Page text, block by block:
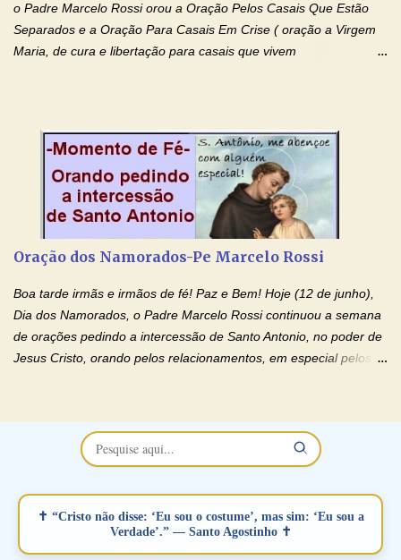
o Padre Marcelo Rossi orou a Oração Pelos Casais Que Estão
Separados e a Oração Para Casais Em Crise ( oração a Virgem
Maria, de cura e libertação para casais que vivem
no programa de rádio Momento de Fé, pela cura dos
relacionamentos. Seu relacionamento está doente? Você está
sofrendo? Então ouça o Momento de Fé e entre nesta corrente
de orações abençoadas, d eixe o Amor Ágape de Jesus curar e
restaurar você e seu relacionamento. Adriana-Devoção e Fé
separados, devido ao envolvimento de outras pessoas no
relacionamento e que minaram, espiritualmente, a relação do
casal. Vamos orar (coloque o seu esposo ou esposa diante de
Deus). "Senhor Jesus, restaura os laços ...
Oração dos Namorados-Pe Marcelo Rossi
Boa tarde irmãs e irmãos de fé! Paz e Bem! Hoje (12 de junho),
Dia dos Namorados, o Padre Marcelo Rossi continuou a semana
de orações pedindo a intercessão de Santo Antonio, no poder de
Jesus Cristo, orando pelos relacionamentos, em especial pelos
maravilhosos cartões que coloquei aqui para vocês. Não perca
esta abençoada semana no Momento de Fé do Padre Marcelo,
vamos juntos formar esta forte corrente de orações. Você que
verdadeiro, ou que está com problemas no relacionamento
amoroso, creia na poderosa intercessão deste santo amigo:
Santo Antonio! Tenha fé, não desista, pois ele intercede por nós
✝ “Cristo não disse: ‘Eu sou o costume’, mas sim: ‘Eu sou a
Verdade’.” — Santo Agostinho ✝